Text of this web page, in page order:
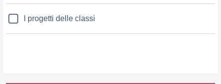
I progetti delle classi